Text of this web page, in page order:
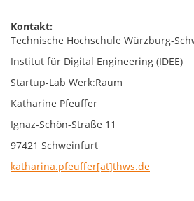
Kontakt:
Technische Hochschule Würzburg-
Institut für Digital Engineering (IDEE)
Startup-Lab Werk:Raum
Katharine Pfeuffer
Ignaz-Schön-Straße 11
97421 Schweinfurt
katharina.pfeuffer[at]thws.de